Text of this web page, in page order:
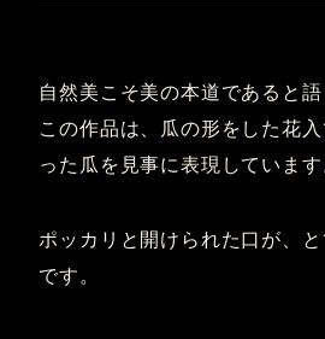
自然美こそ美の本道であると語
この作品は、瓜の形をした花
った瓜を見事に表現しています
ポッカリと開けられた口が、
です。